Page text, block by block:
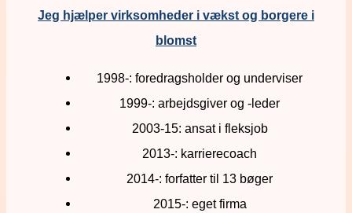
Jeg hjælper virksomheder i vækst og borgere i
blomst
1998-: foredragsholder og underviser
1999-: arbejdsgiver og -leder
2003-15: ansat i fleksjob
2013-: karrierecoach
2014-: forfatter til 13 bøger
2015-: eget firma